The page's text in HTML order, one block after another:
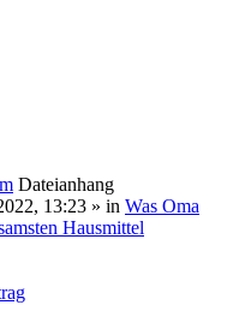
Dateianhang
13:23 » in Was Oma
Hausmittel